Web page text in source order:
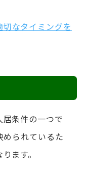
なタイミングを
条件の一つで
められているた
ます。